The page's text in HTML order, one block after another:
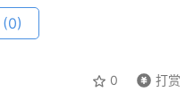
(0)
0 打赏